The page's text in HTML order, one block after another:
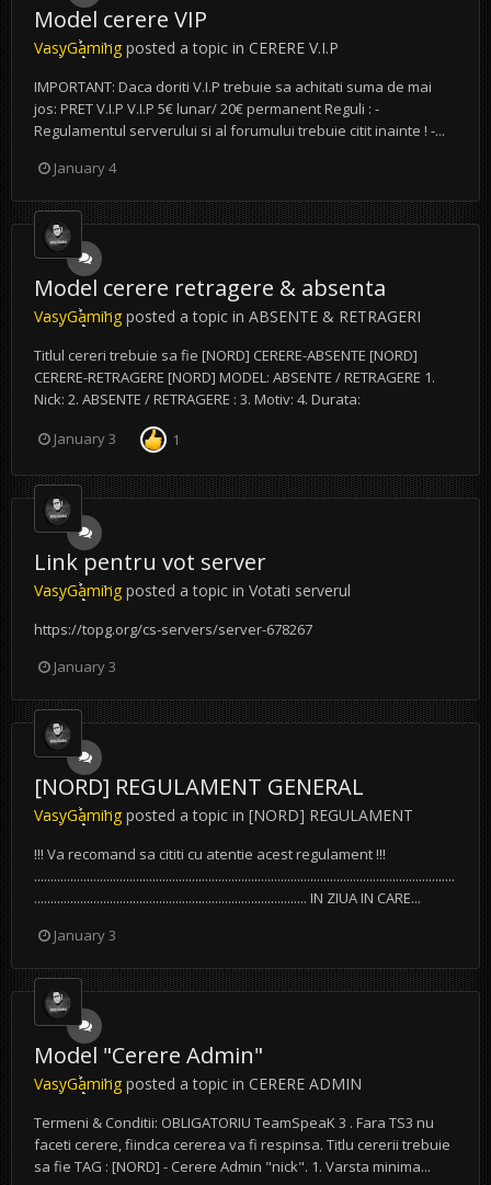
Model cerere VIP
VasyGamingposted a topic in CERERE V.I.P
IMPORTANT: Daca doriti V.I.P trebuie sa achitati suma de mai
jos: PRET V.I.P V.I.P 5€ lunar/ 20€ permanent Reguli : -
Regulamentul serverului si al forumului trebuie citit inainte ! -...
January 4
Model cerere retragere & absenta
VasyGamingposted a topic in ABSENTE & RETRAGERI
Titlul cereri trebuie sa fie [NORD] CERERE-ABSENTE [NORD]
CERERE-RETRAGERE [NORD] MODEL: ABSENTE / RETRAGERE 1.
Nick: 2. ABSENTE / RETRAGERE : 3. Motiv: 4. Durata:
January 3 1
Link pentru vot server
VasyGamingposted a topic in Votati serverul
https://topg.org/cs-servers/server-678267
January 3
[NORD] REGULAMENT GENERAL
VasyGamingposted a topic in [NORD] REGULAMENT
!!! Va recomand sa cititi cu atentie acest regulament !!!
................................................................................................................................
................................................................................... IN ZIUA IN CARE...
January 3
Model "Cerere Admin"
VasyGamingposted a topic in CERERE ADMIN
Termeni & Conditii: OBLIGATORIU TeamSpeaK 3 . Fara TS3 nu
faceti cerere, fiindca cererea va fi respinsa. Titlu cererii trebuie
sa fie TAG : [NORD] - Cerere Admin "nick". 1. Varsta minima...